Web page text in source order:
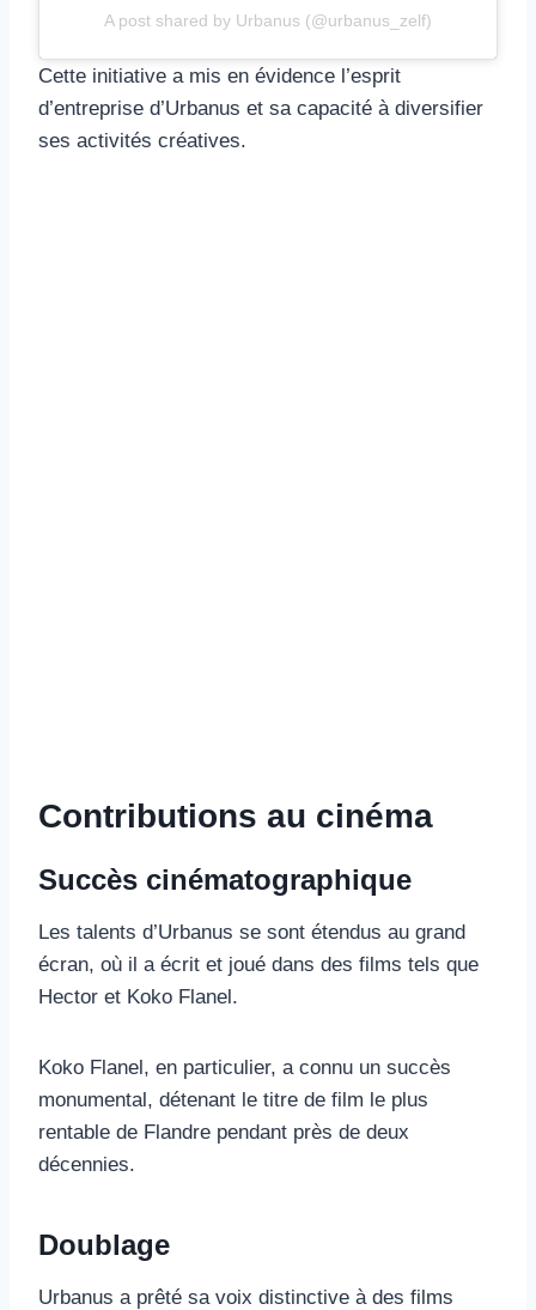
A post shared by Urbanus (@urbanus_zelf)
Cette initiative a mis en évidence l’esprit
d’entreprise d’Urbanus et sa capacité à diversifier
ses activités créatives.
Contributions au cinéma
Succès cinématographique
Les talents d’Urbanus se sont étendus au grand
écran, où il a écrit et joué dans des films tels que
Hector et Koko Flanel.
Koko Flanel, en particulier, a connu un succès
monumental, détenant le titre de film le plus
rentable de Flandre pendant près de deux
décennies.
Doublage
Urbanus a prêté sa voix distinctive à des films